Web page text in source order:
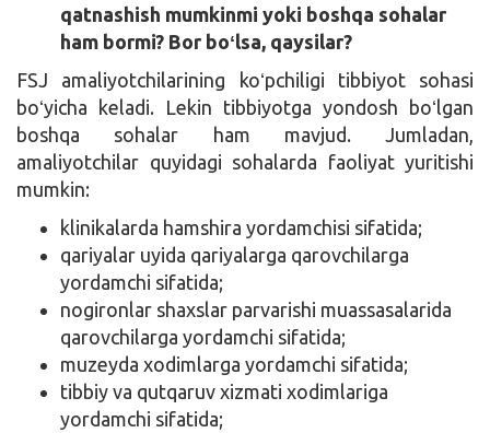
qatnashish mumkinmi yoki boshqa sohalar
ham bormi? Bor boʻlsa, qaysilar?
FSJ amaliyotchilarining koʻpchiligi tibbiyot sohasi
boʻyicha keladi. Lekin tibbiyotga yondosh boʻlgan
boshqa sohalar ham mavjud. Jumladan,
amaliyotchilar quyidagi sohalarda faoliyat yuritishi
mumkin:
klinikalarda hamshira yordamchisi sifatida;
qariyalar uyida qariyalarga qarovchilarga
yordamchi sifatida;
nogironlar shaxslar parvarishi muassasalarida
qarovchilarga yordamchi sifatida;
muzeyda xodimlarga yordamchi sifatida;
tibbiy va qutqaruv xizmati xodimlariga
yordamchi sifatida;